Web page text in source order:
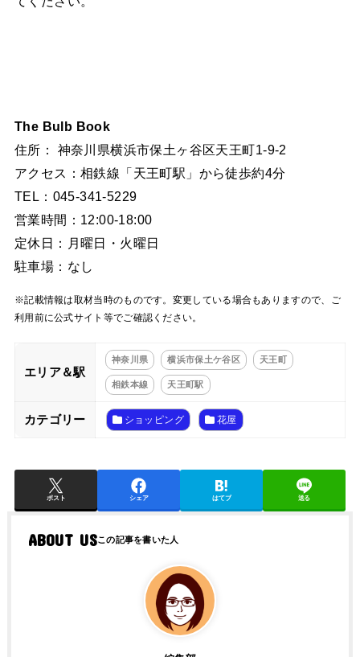
The Bulb Book
住所： 神奈川県横浜市保土ヶ谷区天王町1-9-2
アクセス：相鉄線「天王町駅」から徒歩約4分
TEL：045-341-5229
営業時間：12:00-18:00
定休日：月曜日・火曜日
駐車場：なし
※記載情報は取材当時のものです。変更している場合もありますので、ご
利用前に公式サイト等でご確認ください。
エリア＆駅
神奈川県 横浜市保土ケ谷区 天王町
相鉄本線 天王町駅
カテゴリー ショッピング 花屋
ポスト シェア はてブ 送る
ABOUT US